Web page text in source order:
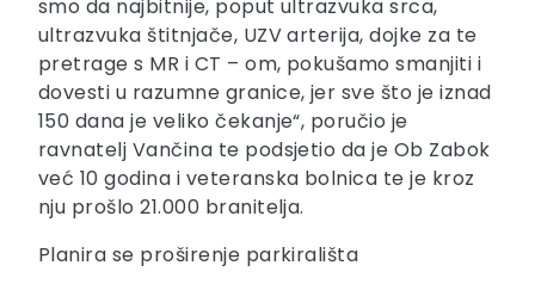
smo da najbitnije, poput ultrazvuka srca,
ultrazvuka štitnjače, UZV arterija, dojke za te
pretrage s MR i CT – om, pokušamo smanjiti i
dovesti u razumne granice, jer sve što je iznad
150 dana je veliko čekanje“, poručio je
ravnatelj Vančina te podsjetio da je Ob Zabok
već 10 godina i veteranska bolnica te je kroz
nju prošlo 21.000 branitelja.
Planira se proširenje parkirališta